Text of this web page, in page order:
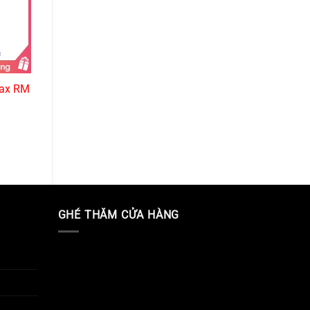
RM
GHÉ THĂM CỬA HÀNG